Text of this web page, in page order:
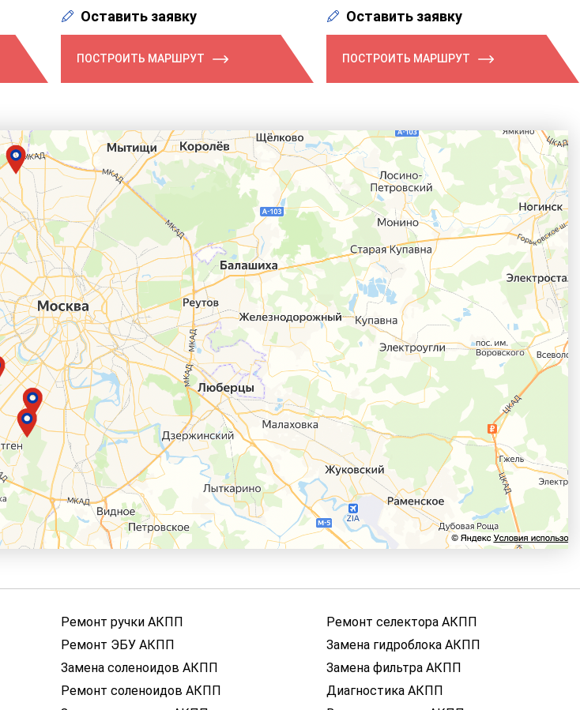
Оставить заявку
ПОСТРОИТЬ МАРШРУТ
Оставить заявку
ПОСТРОИТЬ МАРШРУТ
Ремонт ручки АКПП
Ремонт ЭБУ АКПП
Замена соленоидов АКПП
Ремонт соленоидов АКПП
Ремонт селектора АКПП
Замена гидроблока АКПП
Замена фильтра АКПП
Диагностика АКПП